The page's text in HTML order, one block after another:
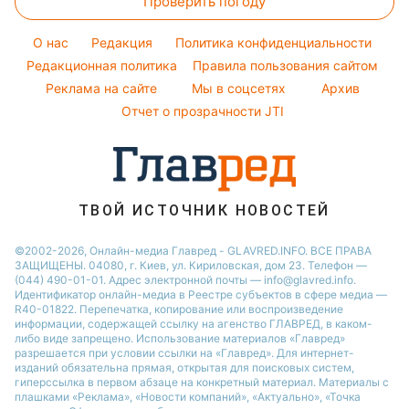
Потап
Советы от Андре Тана
Новости Сум
Новости Днепра
Новости Черкассы
Новости Тернополя
Новости Житомира
Новости Запорожья
Тесты по картинке
Оптические иллюзии
Народные приметы
Все о шоу-бизнесе
O нас Редакция
Политика конфиденциальности
Редакционная политика
Правила пользования сайтом
Реклама на сайте
Мы в соцсетях
Архив
Отчет о прозрачности JTI
ТВОЙ ИСТОЧНИК НОВОСТЕЙ
©2002-2026, Онлайн-медиа Главред - GLAVRED.INFO. ВСЕ ПРАВА
ЗАЩИЩЕНЫ. 04080, г. Киев, ул. Кириловская, дом 23. Телефон —
(044) 490-01-01. Адрес электронной почты — info@glavred.info.
Идентификатор онлайн-медиа в Реестре cубъектов в сфере медиа —
R40-01822. Перепечатка, копирование или воспроизведение
информации, содержащей ссылку на агенство ГЛАВРЕД, в каком-
либо виде запрещено. Использование материалов «Главред»
разрешается при условии ссылки на «Главред». Для интернет-
изданий обязательна прямая, открытая для поисковых систем,
гиперссылка в первом абзаце на конкретный материал. Материалы с
плашками «Реклама», «Новости компаний», «Актуально», «Точка